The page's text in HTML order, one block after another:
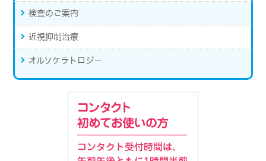
検査のご案内
近視抑制治療
オルソケラトロジー